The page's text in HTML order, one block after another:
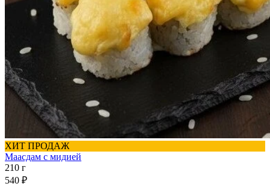
ХИТ ПРОДАЖ
Маасдам с мидией
210 г
540 ₽